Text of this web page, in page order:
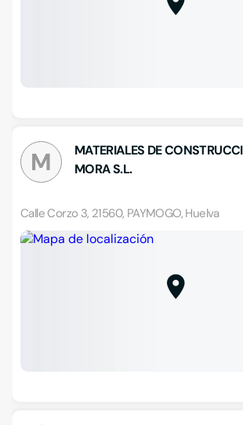
M
MATERIALES DE
MORA S.L.
Calle Corzo 3, 21560, PAYMOGO, Huelva